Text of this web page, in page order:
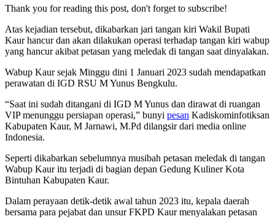
Thank you for reading this post, don't forget to subscribe!
Atas kejadian tersebut, dikabarkan jari tangan kiri Wakil Bupati
Kaur hancur dan akan dilakukan operasi terhadap tangan kiri wabup
yang hancur akibat petasan yang meledak di tangan saat dinyalakan.
Wabup Kaur sejak Minggu dini 1 Januari 2023 sudah mendapatkan
perawatan di IGD RSU M Yunus Bengkulu.
“Saat ini sudah ditangani di IGD M Yunus dan dirawat di ruangan
VIP menunggu persiapan operasi,” bunyi pesan Kadiskominfotiksan
Kabupaten Kaur, M Jarnawi, M.Pd dilangsir dari media online
Indonesia.
Seperti dikabarkan sebelumnya musibah petasan meledak di tangan
Wabup Kaur itu terjadi di bagian depan Gedung Kuliner Kota
Bintuhan Kabupaten Kaur.
Dalam perayaan detik-detik awal tahun 2023 itu, kepala daerah
bersama para pejabat dan unsur FKPD Kaur menyalakan petasan